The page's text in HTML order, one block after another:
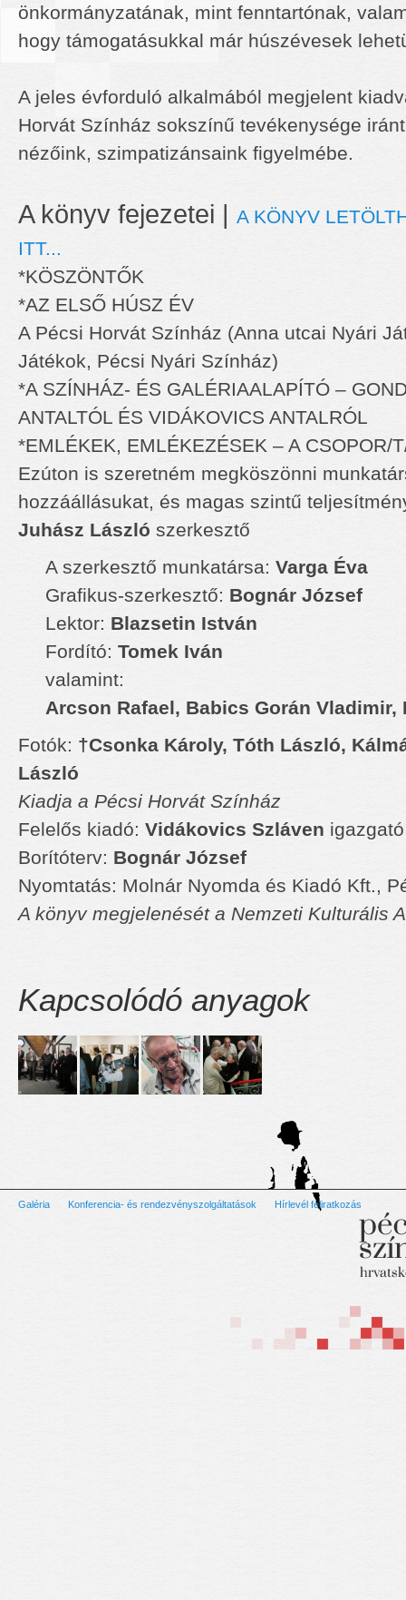
önkormányzatának, mint fenntartónak,
hogy támogatásukkal már húszévesek
A jeles évforduló alkalmából megjelent
Horvát Színház sokszínű tevékenysége
nézőink, szimpatizánsaink figyelmébe.
A könyv fejezetei | A KÖNYV
ITT...
*KÖSZÖNTŐK
*AZ ELSŐ HÚSZ ÉV
A Pécsi Horvát Színház (Anna utcai Nyári
Játékok, Pécsi Nyári Színház)
*A SZÍNHÁZ- ÉS GALÉRIAALAPÍTÓ –
ANTALTÓL ÉS VIDÁKOVICS ANTALRÓL
*EMLÉKEK, EMLÉKEZÉSEK – A CSOPOR/
Ezúton is szeretném megköszönni
hozzáállásukat, és magas szintű
Juhász László szerkesztő
A szerkesztő munkatársa: Varga Éva
Grafikus-szerkesztő: Bognár József
Lektor: Blazsetin István
Fordító: Tomek Iván
valamint:
Arcson Rafael, Babics Gorán Vladimir,
Fotók: †Csonka Károly, Tóth László,
László
Kiadja a Pécsi Horvát Színház
Felelős kiadó: Vidákovics Szláven igazgató
Borítóterv: Bognár József
Nyomtatás: Molnár Nyomda és Kiadó Kft.,
A könyv megjelenését a Nemzeti Kulturális
Kapcsolódó anyagok
Galéria Konferencia- és rendezvényszolgáltatások Hírlevél feliratkozás